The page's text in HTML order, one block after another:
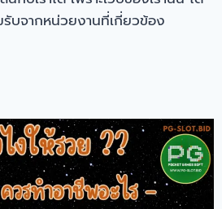
รับจากหน่วยงานที่เกี่ยวข้อง